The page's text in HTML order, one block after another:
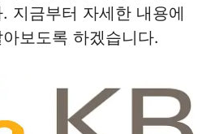
지금부터 자세한 내용에
보도록 하겠습니다.